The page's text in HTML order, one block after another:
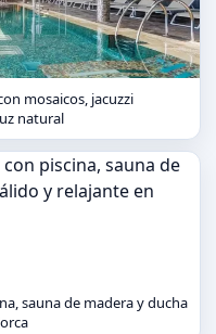
mosaicos, jacuzzi
natural
sauna de madera y ducha